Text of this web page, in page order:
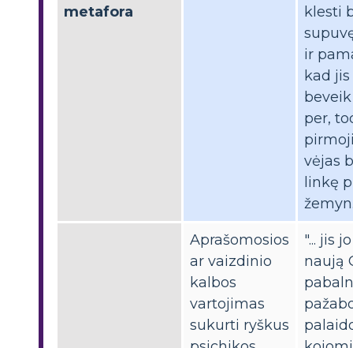
metafora
klesti
ir
kad
per,
vėjas
linkę
Aprašomosios
ar vaizdinio
kalbos
vartojimas
sukurti ryškus
"... jis
naują